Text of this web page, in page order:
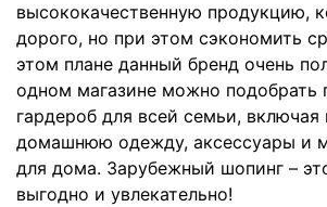
высококачественную продукцию,
дорого, но при этом сэкономить
этом плане данный бренд очень
одном магазине можно подобрать
гардероб для всей семьи,
домашнюю одежду, аксессуары и
для дома. Зарубежный шопинг –
выгодно и увлекательно!